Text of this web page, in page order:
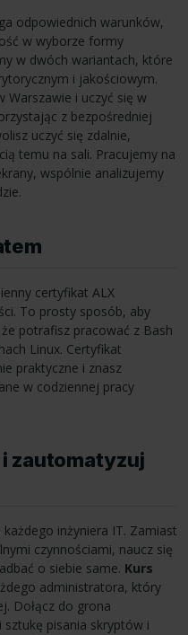
odpowiednich warunków,
w wyborze formy
w dwóch wariantach, które
i jakościowym.
Warszawie i uczyć się w
z bezpośredniej
uczyć się zdalnie,
temu na sali. Pracujemy na
wspólnie analizujemy
certyfikat ALX
To prosty sposób, aby
potrafisz pracować z Bash
Linux. Certyfikat
praktyczne i znasz
w codziennej pracy
zautomatyzuj
inżyniera IT. Zamiast
czynnościami, naucz się
o siebie same. Kurs
administratora, który
Dołącz do grona
pisania skryptów i